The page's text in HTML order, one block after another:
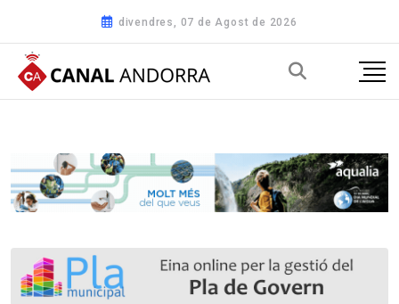
divendres, 07 de Agost de 2026